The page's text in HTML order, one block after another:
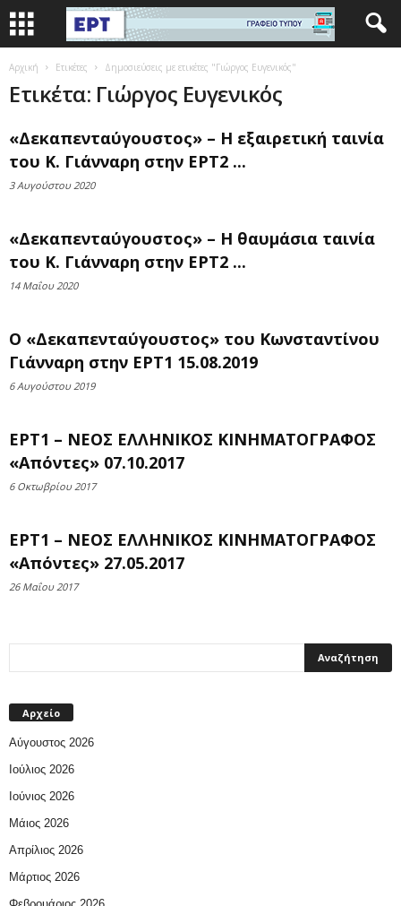
Αρχική Ετικέτες Δημοσιεύσεις με ετικέτες "Γιώργος Ευγενικός"
Ετικέτα: Γιώργος Ευγενικός
«Δεκαπενταύγουστος» – Η εξαιρετική ταινία
του Κ. Γιάνναρη στην ΕΡΤ2 ...
3 Αυγούστου 2020
«Δεκαπενταύγουστος» – Η θαυμάσια ταινία
του Κ. Γιάνναρη στην ΕΡΤ2 ...
14 Μαΐου 2020
Ο «Δεκαπενταύγουστος» του Κωνσταντίνου
Γιάνναρη στην ΕΡΤ1 15.08.2019
6 Αυγούστου 2019
ΕΡΤ1 – ΝΕΟΣ ΕΛΛΗΝΙΚΟΣ ΚΙΝΗΜΑΤΟΓΡΑΦΟΣ
«Απόντες» 07.10.2017
6 Οκτωβρίου 2017
ΕΡΤ1 – ΝΕΟΣ ΕΛΛΗΝΙΚΟΣ ΚΙΝΗΜΑΤΟΓΡΑΦΟΣ
«Απόντες» 27.05.2017
26 Μαΐου 2017
Αρχείο
Αύγουστος 2026
Ιούλιος 2026
Ιούνιος 2026
Μάιος 2026
Απρίλιος 2026
Μάρτιος 2026